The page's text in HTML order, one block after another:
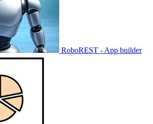
RoboREST - App builder